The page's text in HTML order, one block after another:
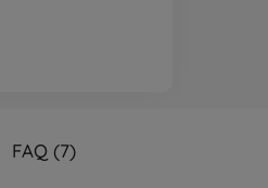
FAQ (7)